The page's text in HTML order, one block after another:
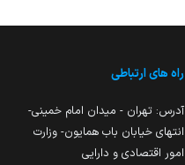
راه های ارتباطی
آدرس: تهران - میدان امام خمینی-
انتهای خیابان باب همایون- وزارت
امور اقتصادی و دارایی